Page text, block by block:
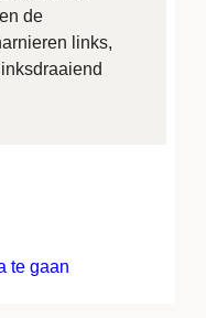
de
links,
te gaan